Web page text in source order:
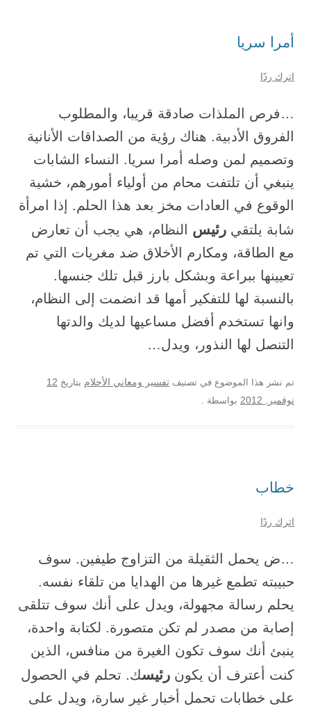
أمرا سريا
اترك ردًا
…فرص الملذات صادقة قريبا، والمطلوب
الفروق الأدبية. هناك رؤية من الصداقات الأنانية
وتصميم لمن وصله أمرا سريا. النساء الشابات
ينبغي أن تلتفت محام من أولياء أمورهم، خشية
الوقوع في العادات مخز بعد هذا الحلم. إذا امرأة
شابة يلتقي رئيس النظام، هي يجب أن تعارض
مع الطاقة، ومكارم الأخلاق ضد مغريات التي تم
تعيينها ببراعة وبشكل بارز قبل تلك جنسها.
بالنسبة لها للتفكير أمها قد انضمت إلى النظام،
وانها تستخدم أفضل مساعيها لديك والدتها
التنصل لها النذور، ويدل…
تم نشر هذا الموضوع في تصنيف تفسير ومعاني الأحلام بتاريخ 12
نوفمبر, 2012
بواسطة .
خطاب
اترك ردًا
…ض يحمل الثقيلة من التزاوج طيفين. سوف
حبيبته تطمع غيرها من الهدايا من تلقاء نفسه.
يحلم رسالة مجهولة، ويدل على أنك سوف تتلقى
إصابة من مصدر لم تكن متصورة. لكتابة واحدة،
ينبئ أنك سوف تكون الغيرة من منافس، الذين
كنت أعترف أن يكون رئيسك. تحلم في الحصول
على خطابات تحمل أخبار غير سارة، ويدل على